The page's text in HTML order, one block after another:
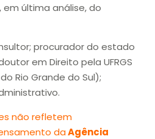
última análise, do
procurador do estado
em Direito pela UFRGS
Rio Grande do Sul);
não refletem
daAgência